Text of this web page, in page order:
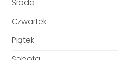
Środa
Czwartek
Piątek